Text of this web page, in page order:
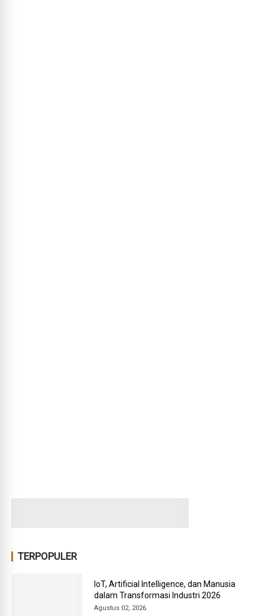
TERPOPULER
IoT, Artificial Intelligence, dan Manusia
dalam Transformasi Industri 2026
Agustus 02, 2026